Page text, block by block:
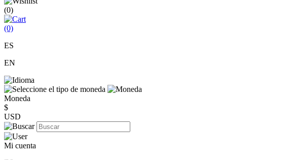
(0)
(0)
ES
EN
Moneda
$
USD
Mi cuenta